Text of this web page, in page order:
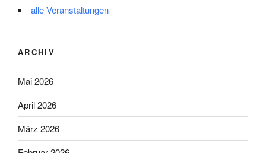
alle Veranstaltungen
ARCHIV
Mai 2026
April 2026
März 2026